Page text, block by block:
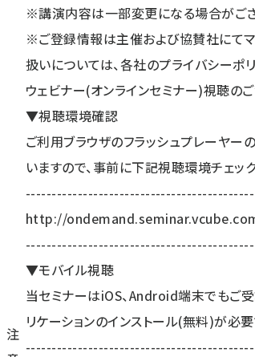
注
※講演内容は一部変更になる場合がござ
※ご登録情報は主催および協賛社にて
扱いについては、各社のプライバシーポ
ウェビナー(オンラインセミナー)視聴の
▼視聴環境確認
ご利用ブラウザのフラッシュプレーヤー
いますので、事前に下記視聴環境チェッ
http://
▼モバイル視聴
当セミナーはiOS、Android端末でもご
リケーションのインストール(無料)が必要